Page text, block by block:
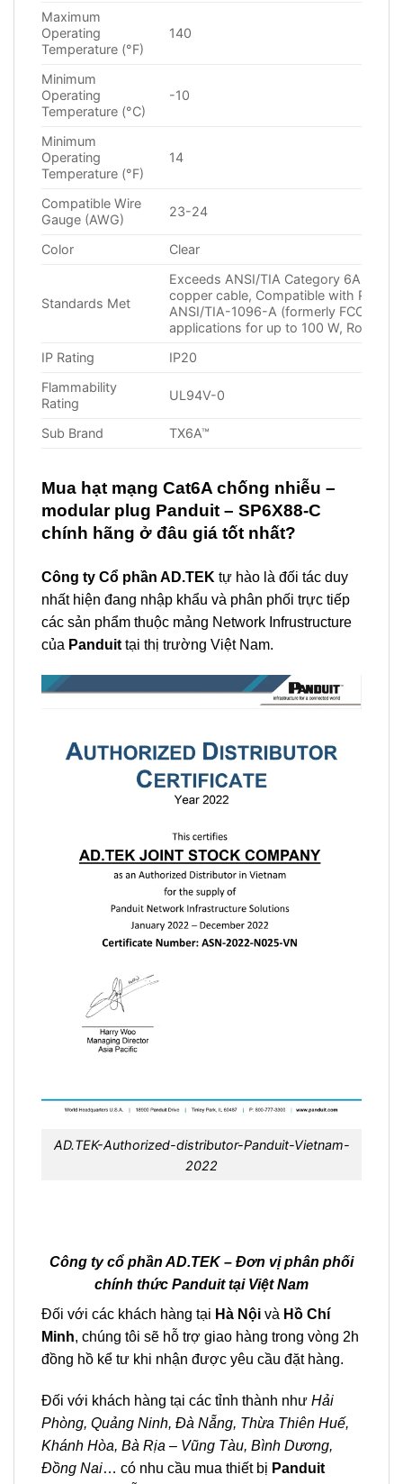
Maximum
Operating
Temperature (°F)
140
Minimum
Operating
Temperature (°C)
-10
Minimum
Operating
Temperature (°F)
14
Compatible Wire
Gauge (AWG)
23-24
Color Clear
Standards Met
Exceeds ANSI/TIA Category 6A and
copper cable, Compatible with
ANSI/TIA-1096-A (formerly FCC Part
applications for up to 100 W, RoHS
IP Rating
IP20
Flammability
Rating
UL94V-0
Sub Brand TX6A™
Mua hạt mạng Cat6A chống nhiễu –
modular plug Panduit – SP6X88-C
chính hãng ở đâu giá tốt nhất?
Công ty Cổ phần AD.TEK tự hào là đối tác duy
nhất hiện đang nhập khẩu và phân phối trực tiếp
các sản phẩm thuộc mảng Network Infrustructure
của Panduit tại thị trường Việt Nam.
AD.TEK-Authorized-distributor-Panduit-Vietnam-
2022
Công ty cổ phần AD.TEK – Đơn vị phân phối
chính thức Panduit tại Việt Nam
Đối với các khách hàng tại Hà Nội và Hồ Chí
Minh, chúng tôi sẽ hỗ trợ giao hàng trong vòng 2h
đồng hồ kể tư khi nhận được yêu cầu đặt hàng.
Đối với khách hàng tại các tỉnh thành như Hải
Phòng, Quảng Ninh, Đà Nẵng, Thừa Thiên Huế,
Khánh Hòa, Bà Rịa – Vũng Tàu, Bình Dương,
Đồng Nai… có nhu cầu mua thiết bị Panduit